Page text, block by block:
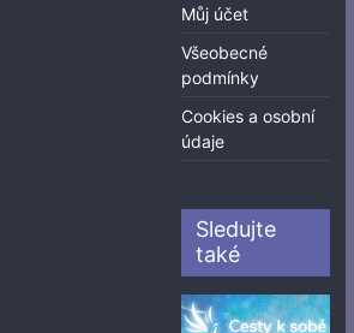
Můj účet
Všeobecné
podmínky
Cookies a osobní
údaje
Sledujte
také